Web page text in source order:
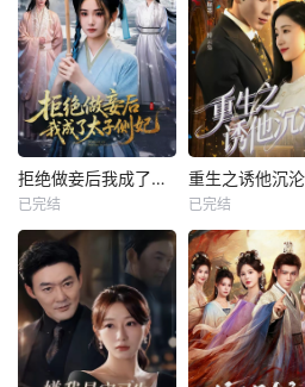
拒绝做妾后我成了太子侧妃
已完结
重生之诱他沉沦
已完结